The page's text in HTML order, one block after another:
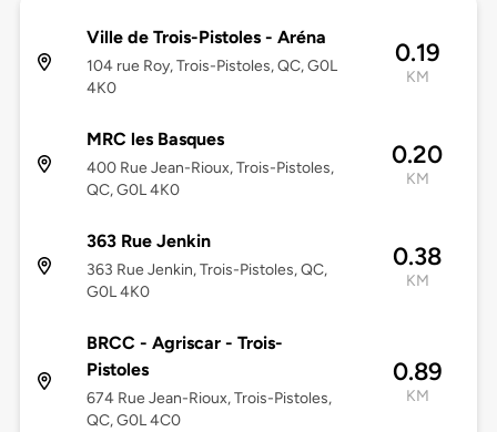
Ville de Trois-Pistoles - Aréna
104 rue Roy, Trois-Pistoles, QC, G0L
4K0
0.19
KM
MRC les Basques
400 Rue Jean-Rioux, Trois-Pistoles,
QC, G0L 4K0
0.20
KM
363 Rue Jenkin
363 Rue Jenkin, Trois-Pistoles, QC,
G0L 4K0
0.38
KM
BRCC - Agriscar - Trois-
Pistoles
674 Rue Jean-Rioux, Trois-Pistoles,
QC, G0L 4C0
0.89
KM